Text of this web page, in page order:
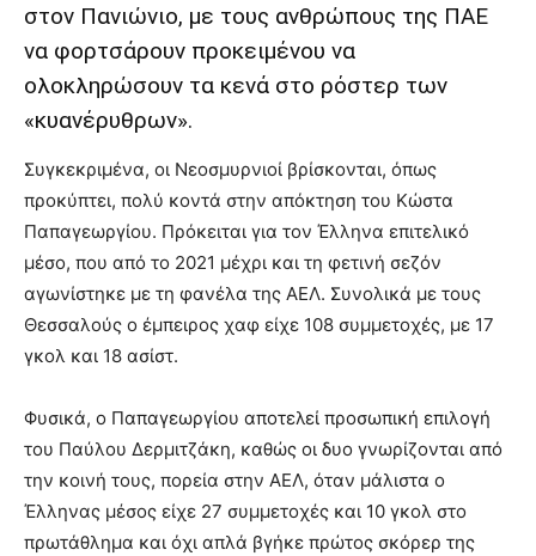
στον Πανιώνιο, με τους ανθρώπους της ΠΑΕ
να φορτσάρουν προκειμένου να
ολοκληρώσουν τα κενά στο ρόστερ των
«κυανέρυθρων».
Συγκεκριμένα, οι Νεοσμυρνιοί βρίσκονται, όπως
προκύπτει, πολύ κοντά στην απόκτηση του Κώστα
Παπαγεωργίου. Πρόκειται για τον Έλληνα επιτελικό
μέσο, που από το 2021 μέχρι και τη φετινή σεζόν
αγωνίστηκε με τη φανέλα της ΑΕΛ. Συνολικά με τους
Θεσσαλούς ο έμπειρος χαφ είχε 108 συμμετοχές, με 17
γκολ και 18 ασίστ.
Φυσικά, ο Παπαγεωργίου αποτελεί προσωπική επιλογή
του Παύλου Δερμιτζάκη, καθώς οι δυο γνωρίζονται από
την κοινή τους, πορεία στην ΑΕΛ, όταν μάλιστα ο
Έλληνας μέσος είχε 27 συμμετοχές και 10 γκολ στο
πρωτάθλημα και όχι απλά βγήκε πρώτος σκόρερ της